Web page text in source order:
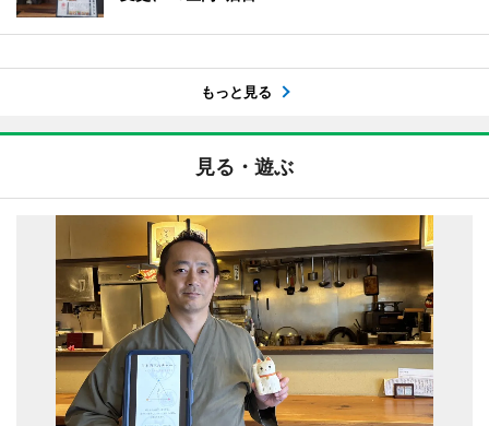
もっと見る
見る・遊ぶ